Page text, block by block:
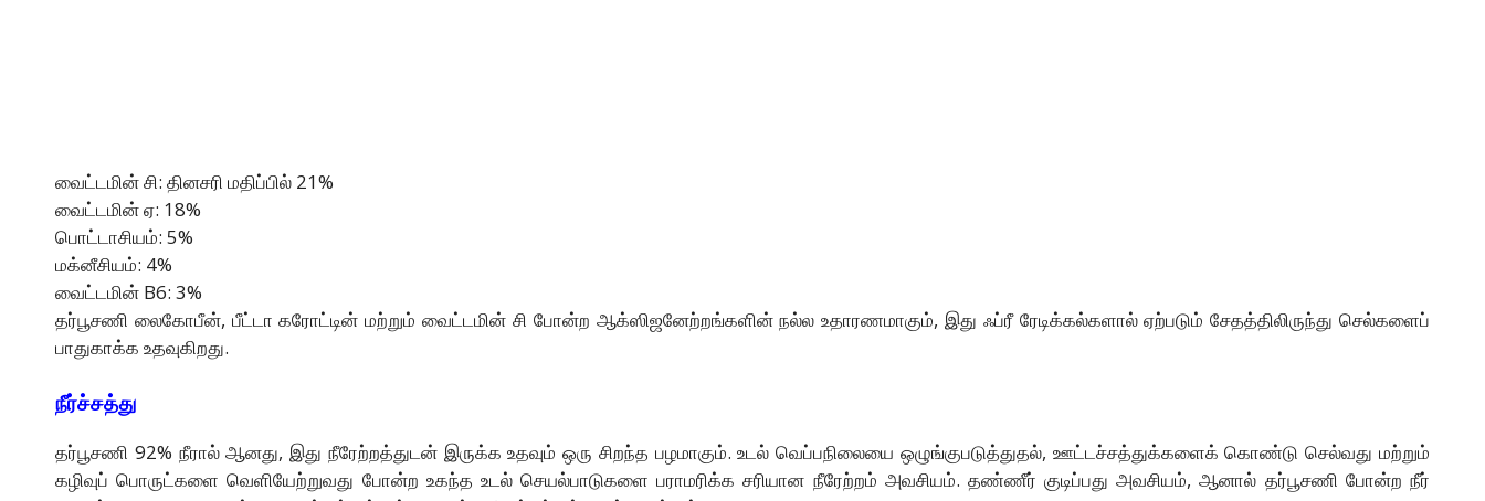
வைட்டமின் சி: தினசரி மதிப்பில் 21%
வைட்டமின் ஏ: 18%
பொட்டாசியம்: 5%
மக்னீசியம்: 4%
வைட்டமின் B6: 3%
தர்பூசணி லைகோபீன், பீட்டா கரோட்டின் மற்றும் வைட்டமின் சி போன்ற ஆக்ஸிஜனேற்றங்களின் நல்ல உதாரணமாகும், இது ஃப்ரீ ரேடிக்கல்களால் ஏற்படும் சேதத்திலிருந்து செல்களைப்
பாதுகாக்க உதவுகிறது.
நீர்ச்சத்து
தர்பூசணி 92% நீரால் ஆனது, இது நீரேற்றத்துடன் இருக்க உதவும் ஒரு சிறந்த பழமாகும். உடல் வெப்பநிலையை ஒழுங்குபடுத்துதல், ஊட்டச்சத்துக்களைக் கொண்டு செல்வது மற்றும்
கழிவுப் பொருட்களை வெளியேற்றுவது போன்ற உகந்த உடல் செயல்பாடுகளை பராமரிக்க சரியான நீரேற்றம் அவசியம். தண்ணீர் குடிப்பது அவசியம், ஆனால் தர்பூசணி போன்ற நீர்